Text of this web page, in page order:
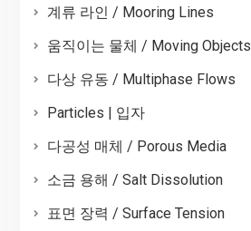
계류 라인 / Mooring Lines
움직이는 물체 / Moving Objects
다상 유동 / Multiphase Flows
Particles | 입자
다공성 매체 / Porous Media
소금 용해 / Salt Dissolution
표면 장력 / Surface Tension